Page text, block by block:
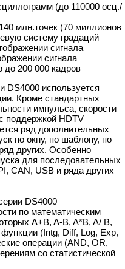
(до 110000 осц./
млн.точек (70 миллионов
систему градаций
сигнала
сигнала
до 200 000 кадров
DS4000 используется
Кроме стандартных
импульса, скорости
поддержкой HDTV
ряд дополнительных
по окну, по шаблону, по
других. Особенно
для последовательных
CAN, USB и ряда других
DS4000
по математическим
A+B, A-B, A*B, A/ B,
(Intg, Diff, Log, Exp,
операции (AND, OR,
со статистической